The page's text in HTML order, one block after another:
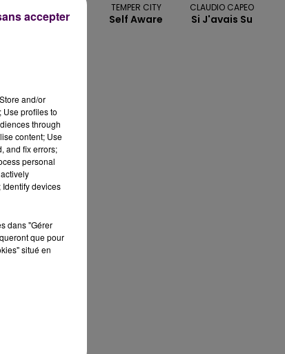
Desole
TEMPER CITY
Self Aware
CLAUDIO CAPEO
Si J'avais Su
and/or
profiles to
through
content; Use
and fix errors;
personal
devices
dans "Gérer
que pour
situé en
accepter